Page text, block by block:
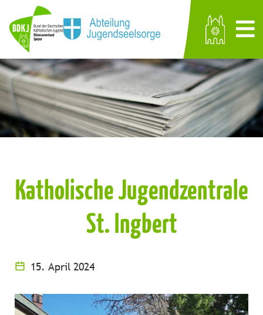
Katholische Jugendzentrale
St. Ingbert
15. April 2024